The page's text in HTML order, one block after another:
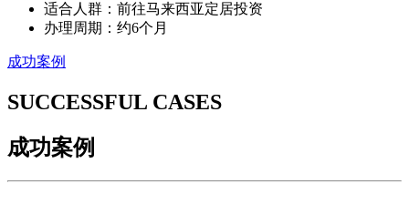
适合人群：前往马来西亚定居投资
办理周期：约6个月
成功案例
SUCCESSFUL CASES
成功案例